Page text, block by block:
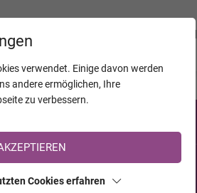
TrauerHilfe.it registriert?
Registrierung <<
verwendet. Einige davon werden
andere ermöglichen, Ihre
zu verbessern.
Cookies erfahren
UNTERNEHMEN